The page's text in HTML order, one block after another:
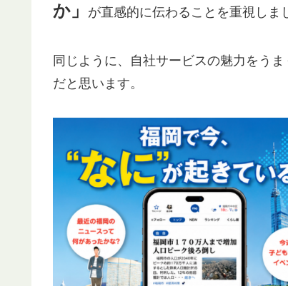
か」
が直感的に伝わることを重視しま
同じように、自社サービスの魅力をう
だと思います。